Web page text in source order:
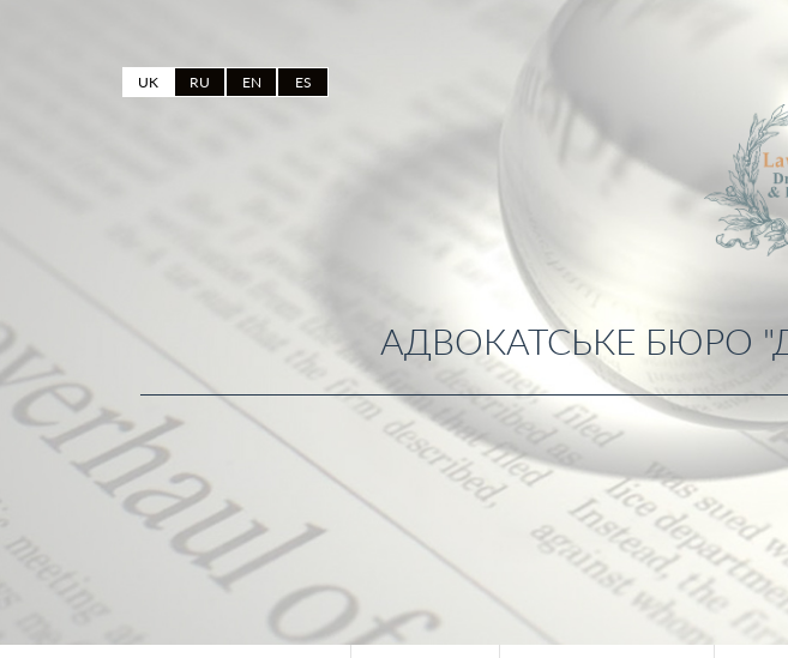
UK RU EN ES
АДВОКАТСЬКЕ БЮРО